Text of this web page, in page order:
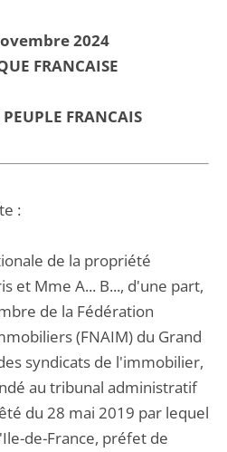
2024
FRANCAISE
FRANCAIS
:
de la propriété
et Mme A... B..., d'une part,
de la Fédération
(FNAIM) du Grand
syndicats de l'immobilier,
au tribunal administratif
du 28 mai 2019 par lequel
de-France, préfet de